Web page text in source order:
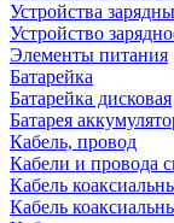
Устройства
Устройство
Элементы питания
Батарейка
Батарейка дисковая
Батарея
Кабель, провод
Кабели и провода
Кабель
Кабель